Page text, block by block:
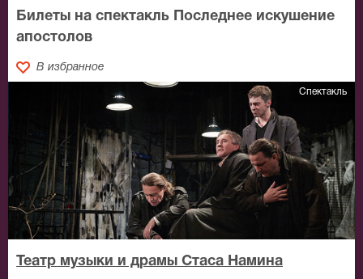
Билеты на спектакль Последнее искушение
апостолов
В избранное
Спектакль
Театр музыки и драмы Стаса Намина